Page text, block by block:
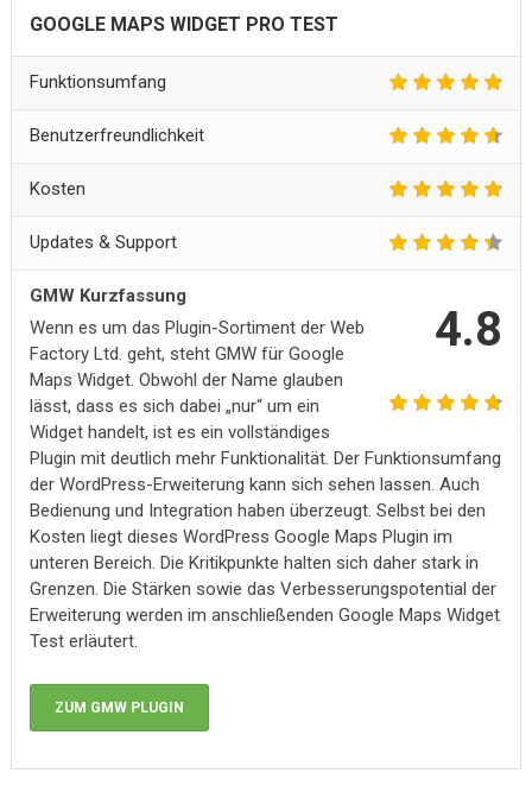
GOOGLE MAPS WIDGET PRO TEST
Funktionsumfang
Benutzerfreundlichkeit
Kosten
Updates & Support
4.8
GMW Kurzfassung
Wenn es um das Plugin-Sortiment der Web
Factory Ltd. geht, steht GMW für Google
Maps Widget. Obwohl der Name glauben
lässt, dass es sich dabei „nur“ um ein
Widget handelt, ist es ein vollständiges
Plugin mit deutlich mehr Funktionalität. Der Funktionsumfang
der WordPress-Erweiterung kann sich sehen lassen. Auch
Bedienung und Integration haben überzeugt. Selbst bei den
Kosten liegt dieses WordPress Google Maps Plugin im
unteren Bereich. Die Kritikpunkte halten sich daher stark in
Grenzen. Die Stärken sowie das Verbesserungspotential der
Erweiterung werden im anschließenden Google Maps Widget
Test erläutert.
ZUM GMW PLUGIN